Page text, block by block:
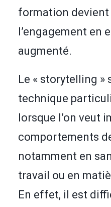
formation devient
l’engagement en
augmenté.
Le « storytelling »
technique
lorsque l’on veut
comportements
notamment en
travail ou en
En effet, il est